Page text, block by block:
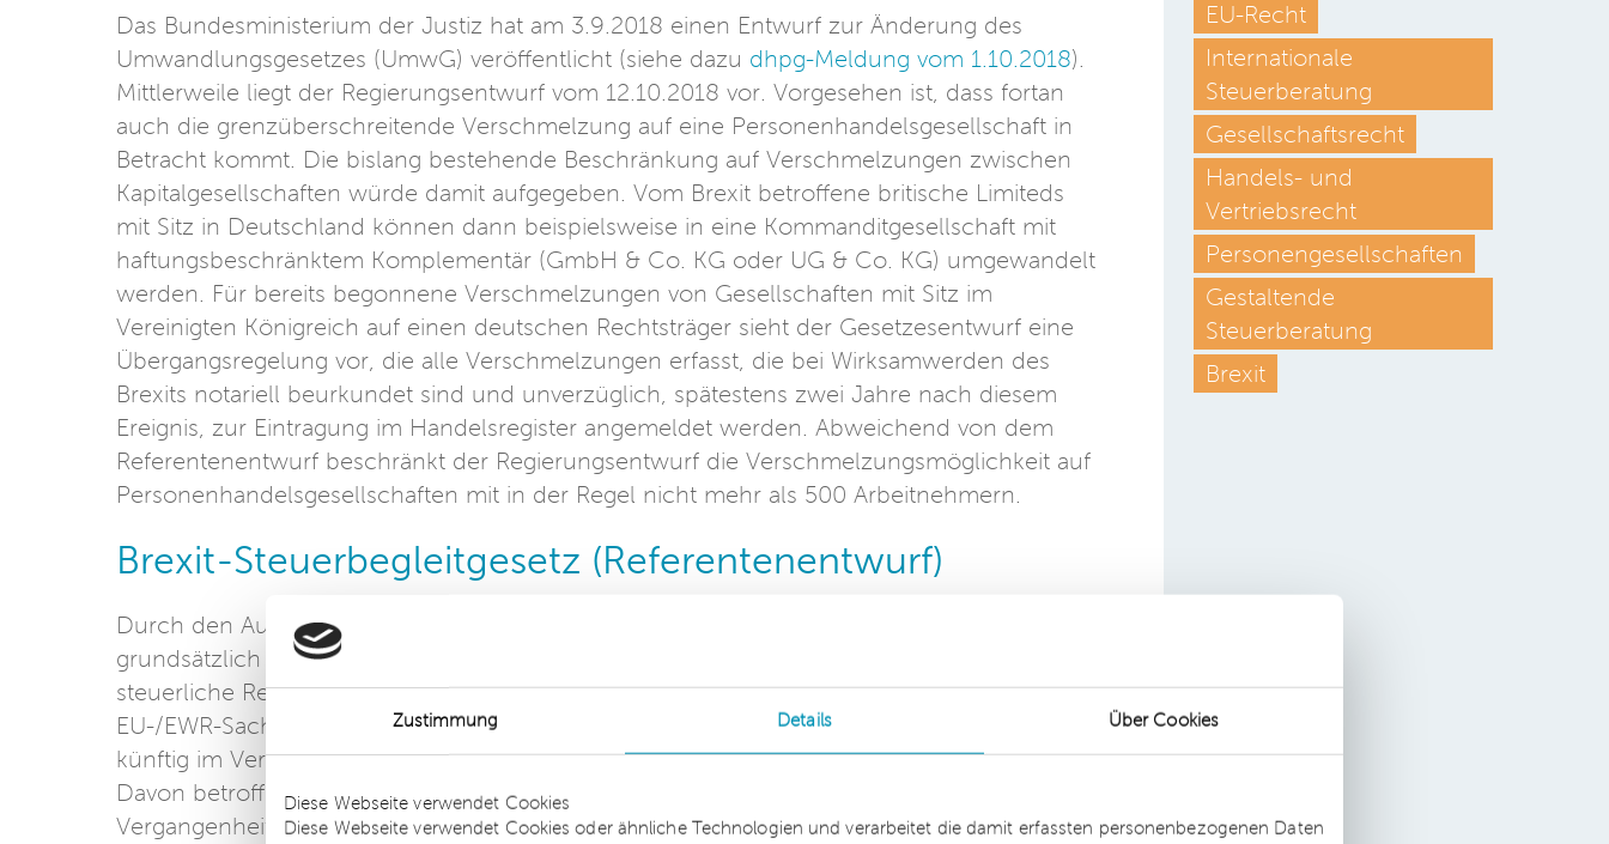
Zustimmung Details Über Cookies
Diese Webseite verwendet Cookies
Diese Webseite verwendet Cookies oder ähnliche Technologien und verarbeitet die damit erfassten personenbezogenen Daten
Das Bundesministerium der Justiz hat am 3.9.2018 einen Entwurf zur Änderung des
Umwandlungsgesetzes (UmwG) veröffentlicht (siehe dazu dhpg-Meldung vom 1.10.2018).
Mittlerweile liegt der Regierungsentwurf vom 12.10.2018 vor. Vorgesehen ist, dass fortan
auch die grenzüberschreitende Verschmelzung auf eine Personenhandelsgesellschaft in
Betracht kommt. Die bislang bestehende Beschränkung auf Verschmelzungen zwischen
Kapitalgesellschaften würde damit aufgegeben. Vom Brexit betroffene britische Limiteds
mit Sitz in Deutschland können dann beispielsweise in eine Kommanditgesellschaft mit
haftungsbeschränktem Komplementär (GmbH & Co. KG oder UG & Co. KG) umgewandelt
werden. Für bereits begonnene Verschmelzungen von Gesellschaften mit Sitz im
Vereinigten Königreich auf einen deutschen Rechtsträger sieht der Gesetzesentwurf eine
Übergangsregelung vor, die alle Verschmelzungen erfasst, die bei Wirksamwerden des
Brexits notariell beurkundet sind und unverzüglich, spätestens zwei Jahre nach diesem
Ereignis, zur Eintragung im Handelsregister angemeldet werden. Abweichend von dem
Referentenentwurf beschränkt der Regierungsentwurf die Verschmelzungsmöglichkeit auf
Personenhandelsgesellschaften mit in der Regel nicht mehr als 500 Arbeitnehmern.
Brexit-Steuerbegleitgesetz (Referentenentwurf)
Durch den Austritt aus der Europäischen Union erhält das Vereinigte Königreich
grundsätzlich den steuerlichen Status eines sogenannten Drittstaats. Dadurch werden
steuerliche Regelungen, die gemäß dem unionsrechtlichen Primär- und Sekundärrecht für
EU-/EWR-Sachverhalte vorteilhaftere Rechtsfolgen vorsehen als für den Drittstaatenfall,
künftig im Verhältnis zum Vereinigten Königreich keine Anwendung mehr finden können.
Davon betroffen sind auch Sachverhalte, in denen Steuerpflichtige bereits in der
Vergangenheit sämtliche relevante Handlungen vollzogen haben und nur der Brexit als
EU-Recht
Internationale
Steuerberatung
Gesellschaftsrecht
Handels- und
Vertriebsrecht
Personengesellschaften
Gestaltende
Steuerberatung
Brexit